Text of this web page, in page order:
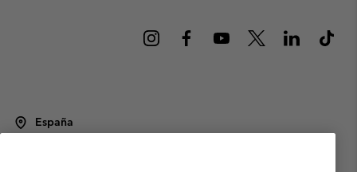
España